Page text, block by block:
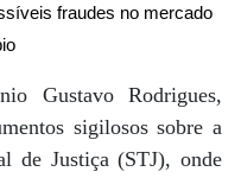
fraudes no mercado
Gustavo Rodrigues,
sigilosos sobre a
de Justiça (STJ), onde